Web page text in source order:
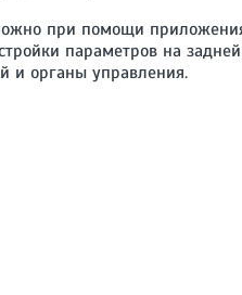
при помощи
параметров на задней
и органы управления.